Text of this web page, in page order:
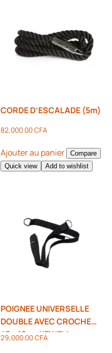
CORDE D’ESCALADE (5m)
82,000.00CFA
Ajouter au panier
Compare
Quick view
Add to wishlist
POIGNEE UNIVERSELLE
DOUBLE AVEC CROCHET
47 x 15cm KEWELL
29,000.00CFA